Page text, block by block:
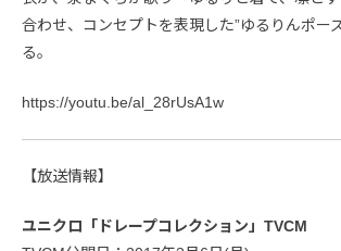
合わせ、コンセプトを表現した”ゆるりんポー
る。
https://youtu.be/al_28rUsA1w
【放送情報】
ユニクロ「ドレープコレクション」TVCM